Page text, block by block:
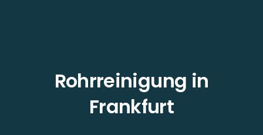
Rohrreinigung in
Frankfurt